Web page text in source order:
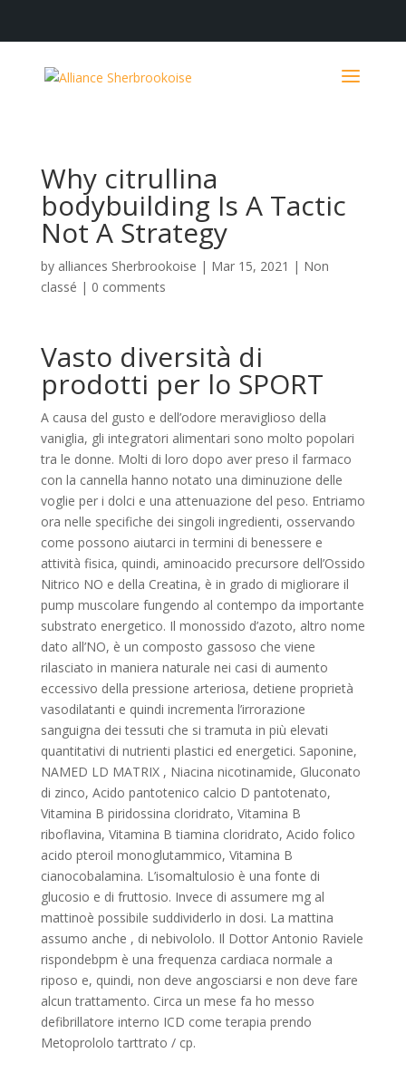
Why citrullina
bodybuilding Is A Tactic
Not A Strategy
by alliances Sherbrookoise | Mar 15, 2021 | Non
classé | 0 comments
Vasto diversità di
prodotti per lo SPORT
A causa del gusto e dell’odore meraviglioso della
vaniglia, gli integratori alimentari sono molto popolari
tra le donne. Molti di loro dopo aver preso il farmaco
con la cannella hanno notato una diminuzione delle
voglie per i dolci e una attenuazione del peso. Entriamo
ora nelle specifiche dei singoli ingredienti, osservando
come possono aiutarci in termini di benessere e
attività fisica, quindi, aminoacido precursore dell’Ossido
Nitrico NO e della Creatina, è in grado di migliorare il
pump muscolare fungendo al contempo da importante
substrato energetico. Il monossido d’azoto, altro nome
dato all’NO, è un composto gassoso che viene
rilasciato in maniera naturale nei casi di aumento
eccessivo della pressione arteriosa, detiene proprietà
vasodilatanti e quindi incrementa l’irrorazione
sanguigna dei tessuti che si tramuta in più elevati
quantitativi di nutrienti plastici ed energetici. Saponine,
NAMED LD MATRIX , Niacina nicotinamide, Gluconato
di zinco, Acido pantotenico calcio D pantotenato,
Vitamina B piridossina cloridrato, Vitamina B
riboflavina, Vitamina B tiamina cloridrato, Acido folico
acido pteroil monoglutammico, Vitamina B
cianocobalamina. L’isomaltulosio è una fonte di
glucosio e di fruttosio. Invece di assumere mg al
mattinoè possibile suddividerlo in dosi. La mattina
assumo anche , di nebivololo. Il Dottor Antonio Raviele
rispondebpm è una frequenza cardiaca normale a
riposo e, quindi, non deve angosciarsi e non deve fare
alcun trattamento. Circa un mese fa ho messo
defibrillatore interno ICD come terapia prendo
Metoprololo tarttrato / cp.